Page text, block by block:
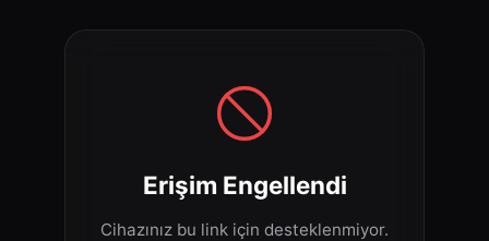
Erişim Engellendi
Cihazınız bu link için desteklenmiyor.